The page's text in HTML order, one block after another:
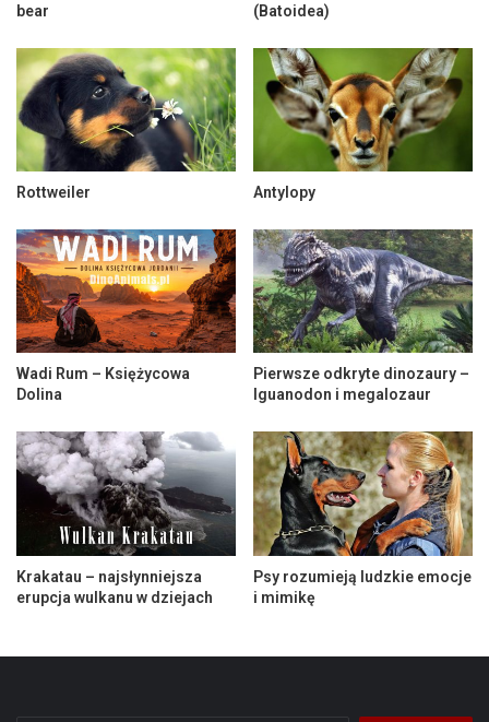
bear
(Batoidea)
Rottweiler Antylopy
Wadi Rum – Księżycowa
Dolina
Pierwsze odkryte dinozaury –
Iguanodon i megalozaur
Krakatau – najsłynniejsza
erupcja wulkanu w dziejach
Psy rozumieją ludzkie emocje
i mimikę